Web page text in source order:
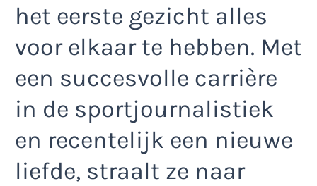
het eerste gezicht alles
voor elkaar te hebben. Met
een succesvolle carrière
in de sportjournalistiek
en recentelijk een nieuwe
liefde, straalt ze naar